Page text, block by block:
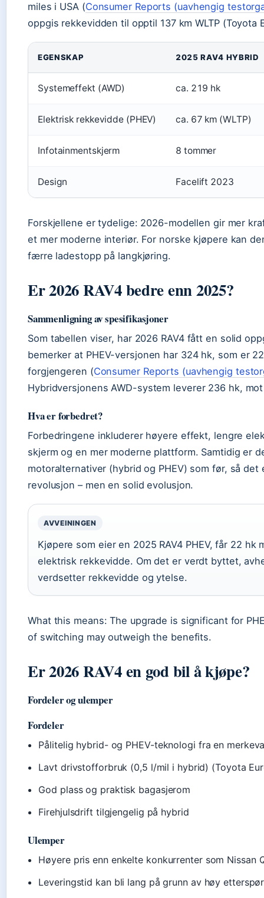
miles i USA (Consumer Reports (uavhengig
oppgis rekkevidden til opptil 137 km WLTP (Toyota
EGENSKAP 2025 RAV4 HYBRID
Systemeffekt (AWD) ca. 219 hk
Elektrisk rekkevidde (PHEV) ca. 67 km (WLTP)
Infotainmentskjerm 8 tommer
Design Facelift 2023
Forskjellene er tydelige: 2026-modellen gir mer
et mer moderne interiør. For norske kjøpere kan
færre ladestopp på langkjøring.
Er 2026 RAV4 bedre enn 2025?
Sammenligning av spesifikasjoner
Som tabellen viser, har 2026 RAV4 fått en solid
bemerker at PHEV-versjonen har 324 hk, som er
forgjengeren (Consumer Reports (uavhengig
Hybridversjonens AWD-system leverer 236 hk,
Hva er forbedret?
Forbedringene inkluderer høyere effekt, lengre
skjerm og en mer moderne plattform. Samtidig er
motoralternativer (hybrid og PHEV) som før, så det
revolusjon – men en solid evolusjon.
AVVEININGEN
Kjøpere som eier en 2025 RAV4 PHEV, får 22 hk
elektrisk rekkevidde. Om det er verdt byttet,
verdsetter rekkevidde og ytelse.
What this means: The upgrade is significant for
of switching may outweigh the benefits.
Er 2026 RAV4 en god bil å kjøpe?
Fordeler og ulemper
Fordeler
Pålitelig hybrid- og PHEV-teknologi fra en
Lavt drivstofforbruk (0,5 l/mil i hybrid) (Toyota
God plass og praktisk bagasjerom
Firehjulsdrift tilgjengelig på hybrid
Ulemper
Høyere pris enn enkelte konkurrenter som Nissan
Leveringstid kan bli lang på grunn av høy